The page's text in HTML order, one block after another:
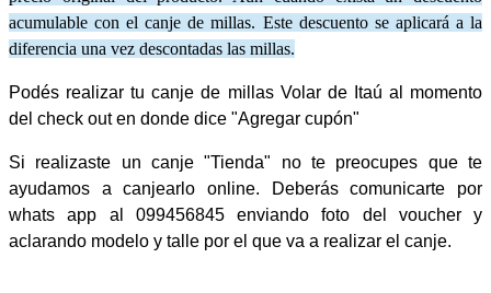
acumulable con el canje de millas. Este descuento se aplicará a la
diferencia una vez descontadas las millas.
Podés realizar tu canje de millas Volar de Itaú al momento
del check out en donde dice "Agregar cupón"
Si realizaste un canje "Tienda" no te preocupes que te
ayudamos a canjearlo online. Deberás comunicarte por
whats app al 099456845 enviando foto del voucher y
aclarando modelo y talle por el que va a realizar el canje.